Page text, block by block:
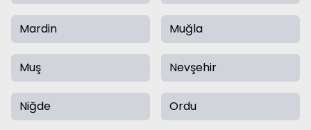
Mardin Muğla
Muş Nevşehir
Niğde Ordu